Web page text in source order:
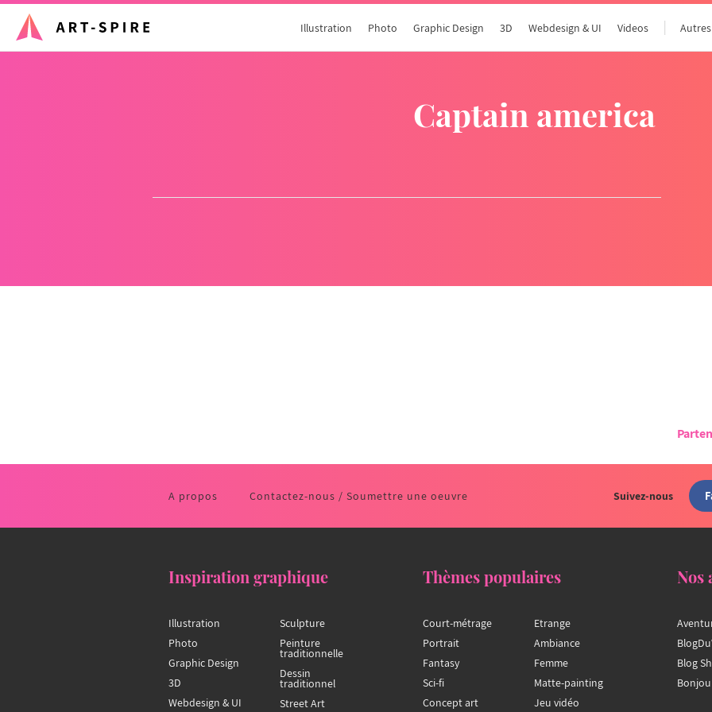
Illustration Photo Graphic Design 3D Webdesign & UI Videos Autres
captain america
A propos Contactez-nous / Soumettre une oeuvre Suivez-nous
Inspiration graphique
Illustration
Photo
Graphic Design
3D
Webdesign & UI
Sculpture
Peinture
traditionnelle
Dessin
traditionnel
Street Art
Thèmes populaires
Court-métrage
Portrait
Fantasy
Sci-fi
Concept art
Etrange
Ambiance
Femme
Matte-painting
Jeu vidéo
Nos
Blog